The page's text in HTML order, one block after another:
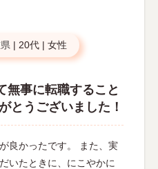
| 20代 | 女性
無事に転職すること
とうございました！
良かったです。 また、実
いたときに、にこやかに